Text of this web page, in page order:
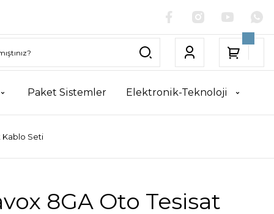
Paket Sistemler Elektronik-Teknoloji
Kablo Seti
8GA Oto Tesisat